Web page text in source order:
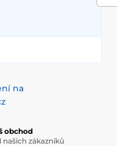
na
obchod
našich zákazníků